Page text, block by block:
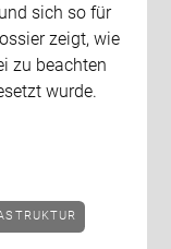
sich so für
zeigt, wie
zu beachten
wurde.